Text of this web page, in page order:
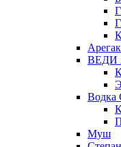
ВЕДИ
Водка
Муш